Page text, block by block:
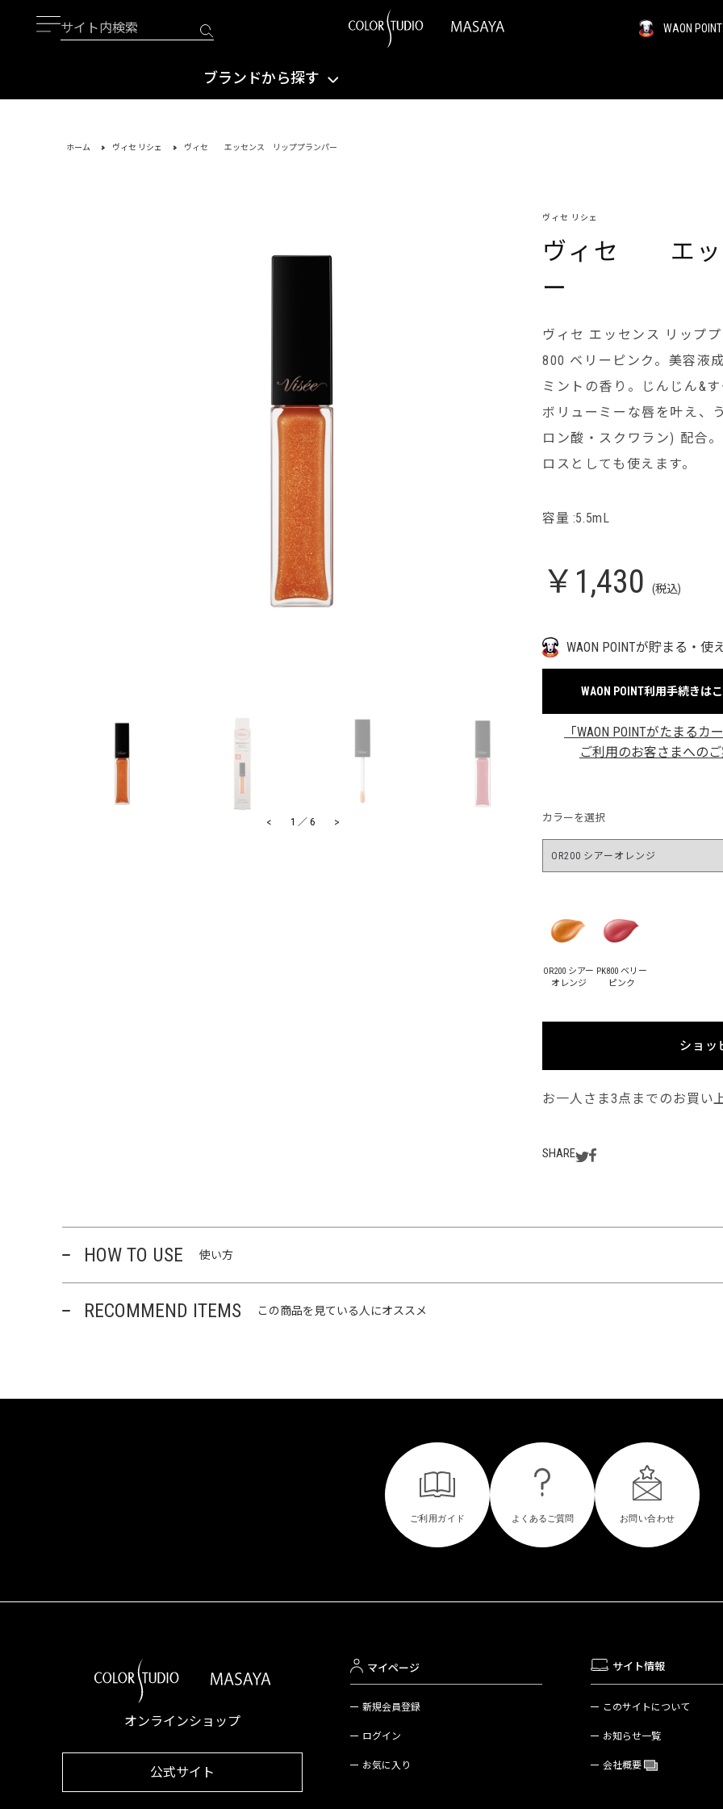
WAON
ブランドから探す
ホーム ヴィセ リシェ ヴィセ エッセンス リッププランパー
< >
1 ／ 6
ヴィセ リシェ
ヴィセ エッ
ー
ヴィセ エッセンス リップ
800 ベリーピンク。美容液
ミントの香り。じんじん&
ボリューミーな唇を叶え、
ロン酸・スクワラン) 配合
ロスとしても使えます。
容量 :5.5mL
￥1,430 (税込)
WAON POINTが貯まる・使
WAON POINT利用手続きは
「WAON POINTがたまるカ
ご利用のお客さまへの
カラーを選択
OR200 シアー
オレンジ
PK800 ベリー
ピンク
ショッ
お一人さま3点までのお買い
SHARE
HOW TO USE 使い方
RECOMMEND ITEMS この商品を見ている人にオススメ
オンラインショップ
公式サイト
マイページ
新規会員登録
ログイン
お気に入り
サイト情報
このサイトについて
お知らせ一覧
会社概要